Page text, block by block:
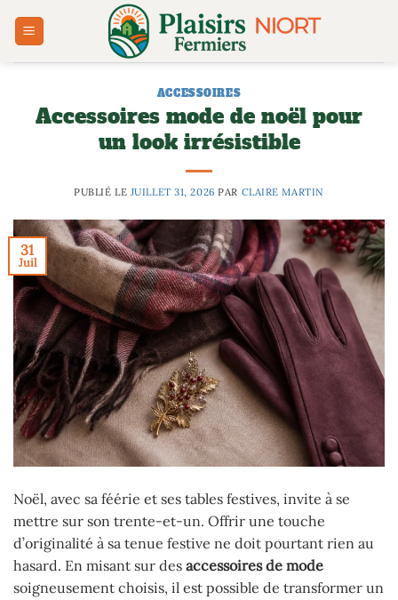
ACCESSOIRES
Accessoires mode de noël pour
un look irrésistible
PUBLIÉ LE JUILLET 31, 2026 PAR CLAIRE MARTIN
31
Juil
Noël, avec sa féérie et ses tables festives, invite à se
mettre sur son trente-et-un. Offrir une touche
d’originalité à sa tenue festive ne doit pourtant rien au
hasard. En misant sur des accessoires de mode
soigneusement choisis, il est possible de transformer un